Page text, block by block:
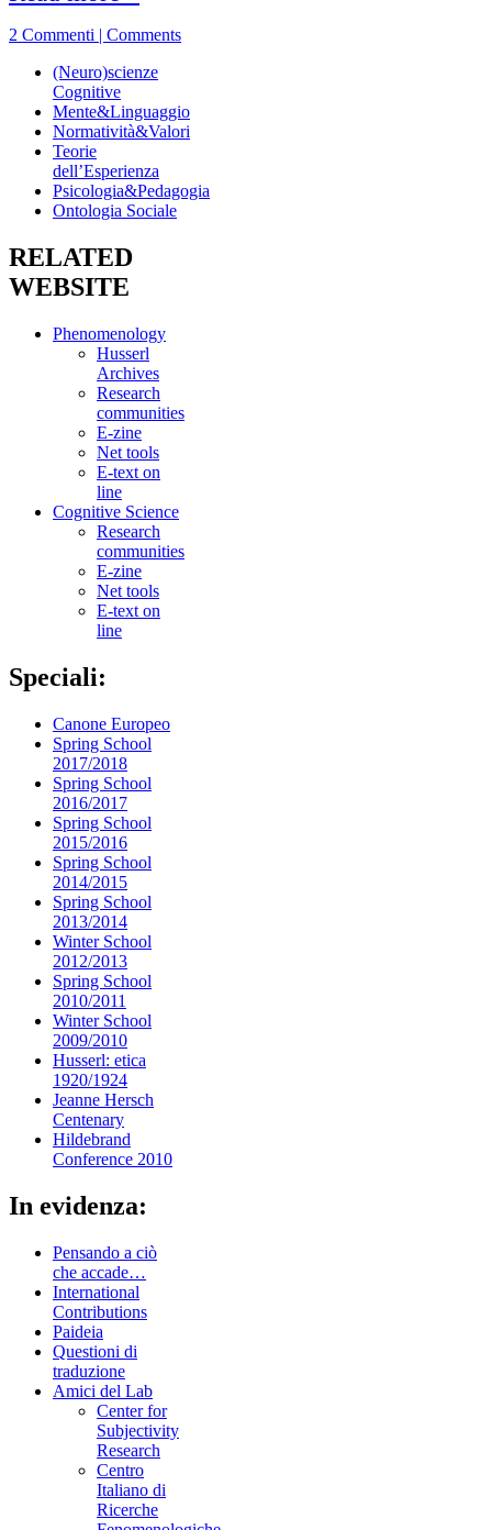
2 Commenti | Comments
(Neuro)scienze
Cognitive
Mente&Linguaggio
Normatività&Valori
Teorie
dell’Esperienza
Psicologia&Pedagogia
Ontologia Sociale
RELATED
WEBSITE
Phenomenology
Husserl
Archives
Research
communities
E-zine
Net tools
E-text on
line
Cognitive Science
Research
communities
E-zine
Net tools
E-text on
line
Speciali:
Canone Europeo
Spring School
2017/2018
Spring School
2016/2017
Spring School
2015/2016
Spring School
2014/2015
Spring School
2013/2014
Winter School
2012/2013
Spring School
2010/2011
Winter School
2009/2010
Husserl: etica
1920/1924
Jeanne Hersch
Centenary
Hildebrand
Conference 2010
In evidenza:
Pensando a ciò
che accade…
International
Contributions
Paideia
Questioni di
traduzione
Amici del Lab
Center for
Subjectivity
Research
Centro
Italiano di
Ricerche